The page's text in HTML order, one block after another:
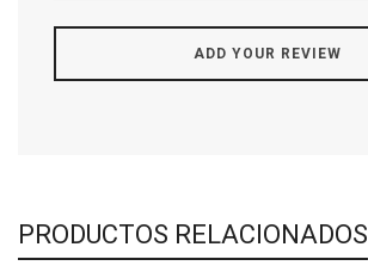
PRODUCTOS RELACIONADOS